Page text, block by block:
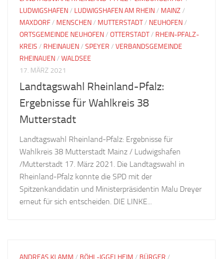
LUDWIGSHAFEN/ LUDWIGSHAFEN AM RHEIN/ MAINZ /
MAXDORF/ MENSCHEN/ MUTTERSTADT/ NEUHOFEN/
ORTSGEMEINDE NEUHOFEN/ OTTERSTADT/ RHEIN-PFALZ-
KREIS / RHEINAUEN/ SPEYER / VERBANDSGEMEINDE
RHEINAUEN/ WALDSEE
17. MÄRZ 2021
Landtagswahl Rheinland-Pfalz:
Ergebnisse für Wahlkreis 38
Mutterstadt
Landtagswahl Rheinland-Pfalz: Ergebnisse für
Wahlkreis 38 Mutterstadt Mainz / Ludwigshafen
/Mutterstadt 17. März 2021. Die Landtagswahl in
Rheinland-Pfalz konnte die SPD mit der
Spitzenkandidatin und Ministerpräsidentin Malu Dreyer
erneut für sich entscheiden. DIE LINKE...
ANDREAS KLAMM / BÖHL-IGGELHEIM / BÜRGER /